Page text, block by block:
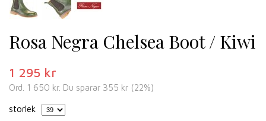
Rosa Negra Chelsea Boot / Kiwi
1 295 kr
Ord. 1 650 kr. Du sparar 355 kr (22%)
storlek